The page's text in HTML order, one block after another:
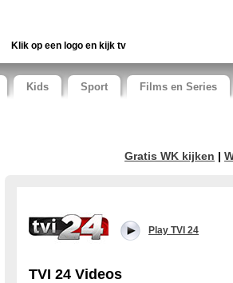
Klik op een logo en kijk tv
Kids Sport Films en Series
Gratis WK kijken |
Play TVI 24
TVI 24 Videos